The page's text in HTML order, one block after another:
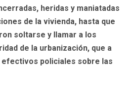
heridas y maniatadas
de la vivienda, hasta que
soltarse y llamar a los
de la urbanización, que a
policiales sobre las